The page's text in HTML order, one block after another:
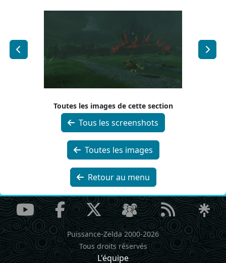
Toutes les images de cette section
Tous les screenshots
Toutes les images
Retour au menu
Puissance-Zelda 2000-2026
Tous droits réservés
L'équipe